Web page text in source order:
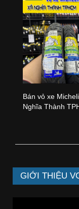
Bán vỏ xe
Nghĩa Thành
GIỚI THIỆU